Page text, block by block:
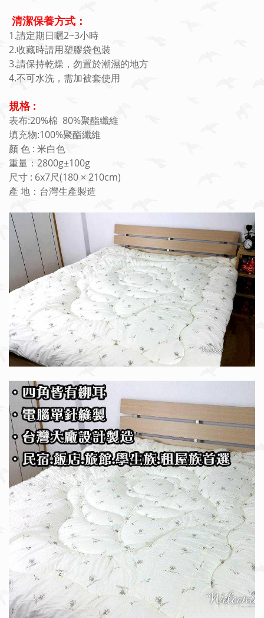
清潔保養方式：
1.請定期日曬2~3小時
2.收藏時請用塑膠袋包裝
3.請保持乾燥，勿置於潮濕的地方
4.不可水洗，需加被套使用
規格 :
表布:20%棉 80%聚酯纖維
填充物:100%聚酯纖維
顏 色 : 米白色
重量：2800g±100g
尺寸 : 6x7尺(180 × 210cm)
產 地：台灣生產製造